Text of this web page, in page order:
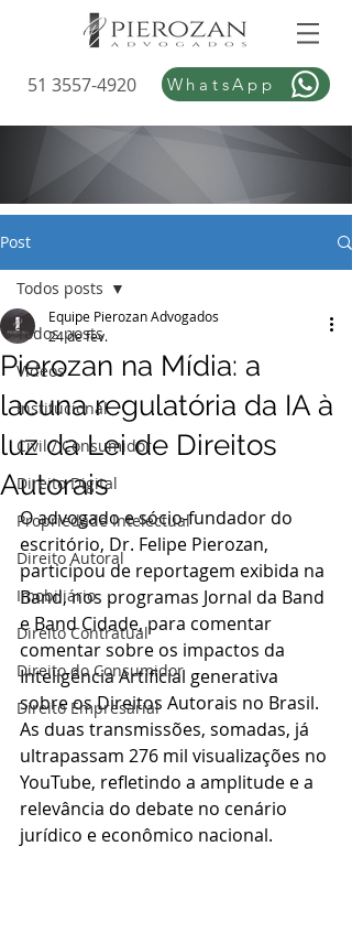
51 3557-4920 WhatsApp
Post
Todos posts
Vídeos
Institucional
Civil / Consumidor
Direito Digital
Propriedade Intelectual
Direito Autoral
Imobiliário
Direito Contratual
Direito do Consumidor
Direito Empresarial
Todos posts
Pierozan na Mídia: a
lacuna regulatória da IA à
luz da Lei de Direitos
Autorais
Equipe Pierozan Advogados
24 de fev.
O advogado e sócio-fundador do
escritório, Dr. Felipe Pierozan,
participou de reportagem exibida na
Band, nos programas Jornal da Band
e Band Cidade, para comentar
comentar sobre os impactos da
Inteligência Artificial generativa
sobre os Direitos Autorais no Brasil.
As duas transmissões, somadas, já
ultrapassam 276 mil visualizações no
YouTube, refletindo a amplitude e a
relevância do debate no cenário
jurídico e econômico nacional.